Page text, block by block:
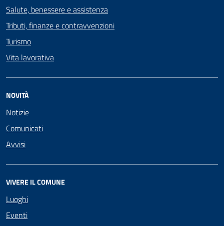
Salute, benessere e assistenza
Tributi, finanze e contravvenzioni
Turismo
Vita lavorativa
NOVITÀ
Notizie
Comunicati
Avvisi
VIVERE IL COMUNE
Luoghi
Eventi